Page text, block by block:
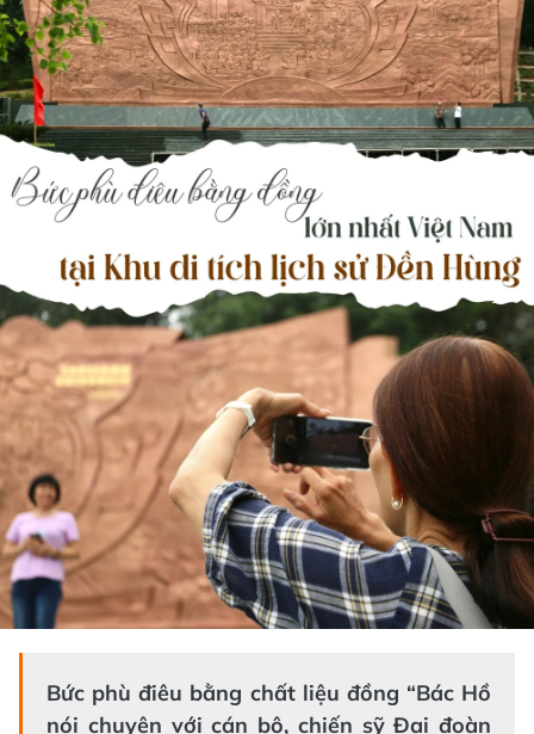
Bức phù điêu bằng chất liệu đồng “Bác Hồ
nói chuyện với cán bộ, chiến sỹ Đại đoàn